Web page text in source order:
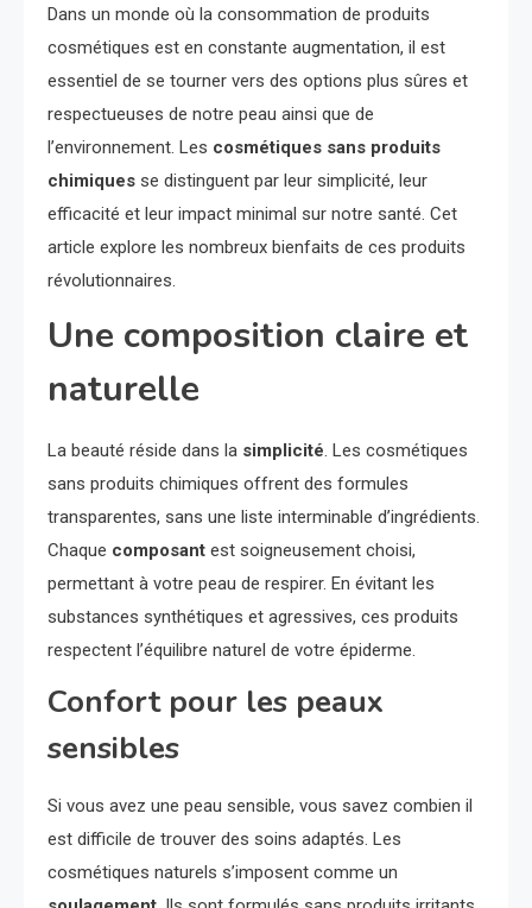
Dans un monde où la consommation de produits
cosmétiques est en constante augmentation, il est
essentiel de se tourner vers des options plus sûres et
respectueuses de notre peau ainsi que de
l’environnement. Les cosmétiques sans produits
chimiques se distinguent par leur simplicité, leur
efficacité et leur impact minimal sur notre santé. Cet
article explore les nombreux bienfaits de ces produits
révolutionnaires.
Une composition claire et
naturelle
La beauté réside dans la simplicité. Les cosmétiques
sans produits chimiques offrent des formules
transparentes, sans une liste interminable d’ingrédients.
Chaque composant est soigneusement choisi,
permettant à votre peau de respirer. En évitant les
substances synthétiques et agressives, ces produits
respectent l’équilibre naturel de votre épiderme.
Confort pour les peaux
sensibles
Si vous avez une peau sensible, vous savez combien il
est difficile de trouver des soins adaptés. Les
cosmétiques naturels s’imposent comme un